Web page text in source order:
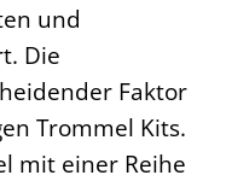
und
Die
Faktor
Trommel Kits.
mit einer Reihe